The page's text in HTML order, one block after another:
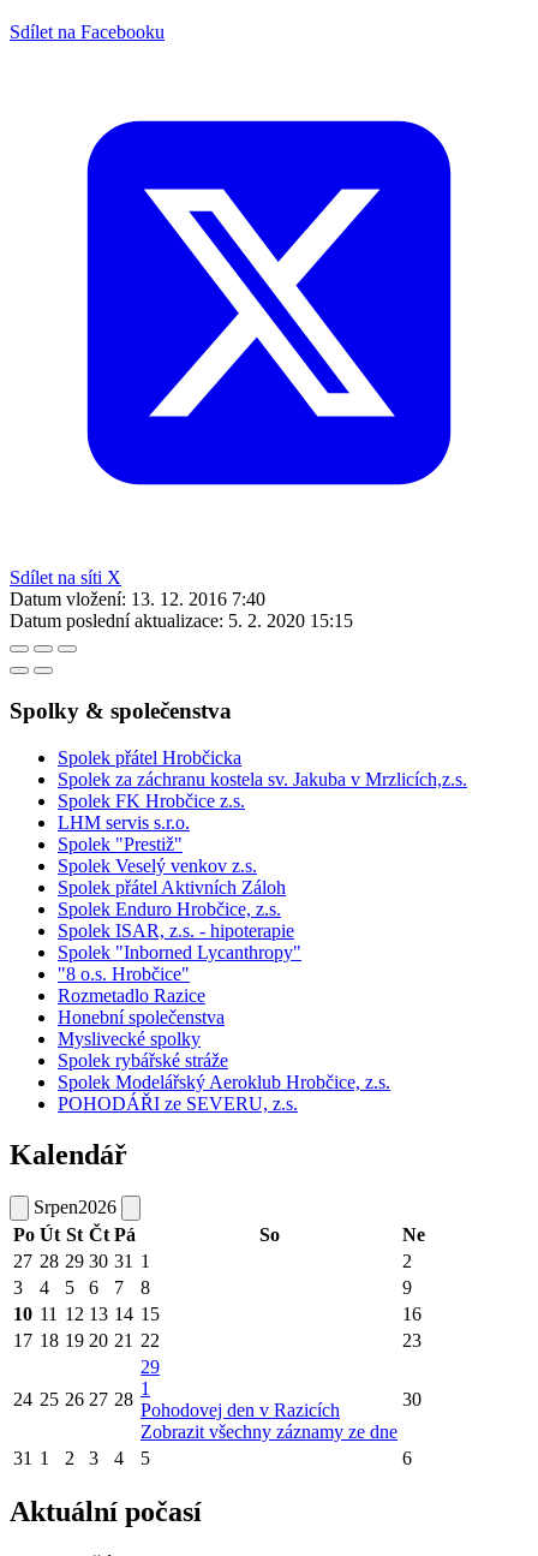
Sdílet na Facebooku
Sdílet na síti X
Datum vložení: 13. 12. 2016 7:40
Datum poslední aktualizace: 5. 2. 2020 15:15
Spolky & společenstva
Spolek přátel Hrobčicka
Spolek za záchranu kostela sv. Jakuba v Mrzlicích,z.s.
Spolek FK Hrobčice z.s.
LHM servis s.r.o.
Spolek "Prestiž"
Spolek Veselý venkov z.s.
Spolek přátel Aktivních Záloh
Spolek Enduro Hrobčice, z.s.
Spolek ISAR, z.s. - hipoterapie
Spolek "Inborned Lycanthropy"
"8 o.s. Hrobčice"
Rozmetadlo Razice
Honební společenstva
Myslivecké spolky
Spolek rybářské stráže
Spolek Modelářský Aeroklub Hrobčice, z.s.
POHODÁŘI ze SEVERU, z.s.
Kalendář
Srpen2026
Po Út St Čt Pá So
Ne
27 28 29 30 31 1
2
3
4 5 6 7 8
9
10 11 12 13 14 15
16
17 18 19 20 21 22 23
24 25 26 27 28
29
1
Pohodovej den v Razicích
Zobrazit všechny záznamy ze dne
30
31 1 2 3 4 5 6
Aktuální počasí